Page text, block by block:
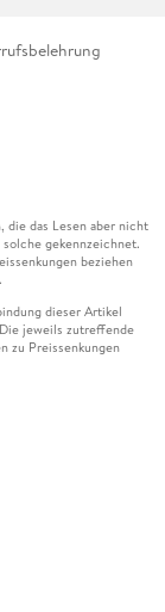
die das Lesen aber nicht
gekennzeichnet.
beziehen
dieser Artikel
jeweils zutreffende
zu Preissenkungen